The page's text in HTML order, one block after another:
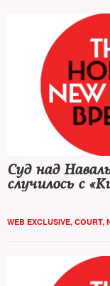
Суд над
случилось с
WEB EXCLUSIVE, COURT,